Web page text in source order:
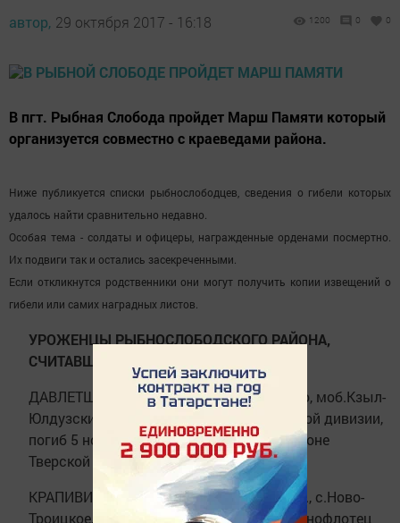
автор, 29 октября 2017 - 16:18 1200 0 0
В пгт. Рыбная Слобода пройдет Марш Памяти который
организуется совместно с краеведами района.
Ниже публикуется списки рыбнослободцев, сведения о гибели которых
удалось найти сравнительно недавно.
Особая тема - солдаты и офицеры, награжденные орденами посмертно.
Их подвиги так и остались засекреченными.
Если откликнутся родственники они могут получить копии извещений о
гибели или самих наградных листов.
УРОЖЕНЦЫ РЫБНОСЛОБОДСКОГО РАЙОНА,
СЧИТАВШИЕСЯ ПРОПАВШИМИ
ДАВЛЕТШИН ЮСУП, 1923 г.р., д.Юлсубино, моб.Кзыл-
Юлдузским РВК, лейтенант 239 стрелковой дивизии,
погиб 5 ноября 1942 г. в Зубцовском районе
Тверской области.
КРАПИВИН ИВАН МИХАЙЛОВИЧ, 1917 г.р., с.Ново-
Троицкое, моб.Ворошиловским РВК, краснофлотец